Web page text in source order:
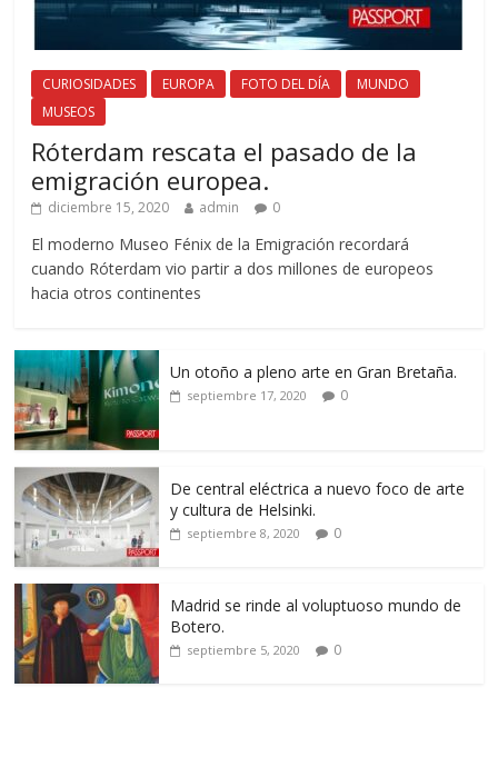
CURIOSIDADES EUROPA FOTO DEL DÍA
MUNDO
MUSEOS
Róterdam rescata el pasado de la
emigración europea.
diciembre 15, 2020 admin 0
El moderno Museo Fénix de la Emigración recordará
cuando Róterdam vio partir a dos millones de europeos
hacia otros continentes
Un otoño a pleno arte en Gran Bretaña.
septiembre 17, 2020 0
De central eléctrica a nuevo foco de arte
y cultura de Helsinki.
septiembre 8, 2020 0
Madrid se rinde al voluptuoso mundo de
Botero.
septiembre 5, 2020 0